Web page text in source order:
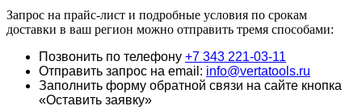
Запрос на прайс-лист и подробные условия по срокам
доставки в ваш регион можно отправить тремя способами:
Позвонить по телефону +7 343 221-03-11
Отправить запрос на email: info@vertatools.ru
Заполнить форму обратной связи на сайте кнопка
«Оставить заявку»